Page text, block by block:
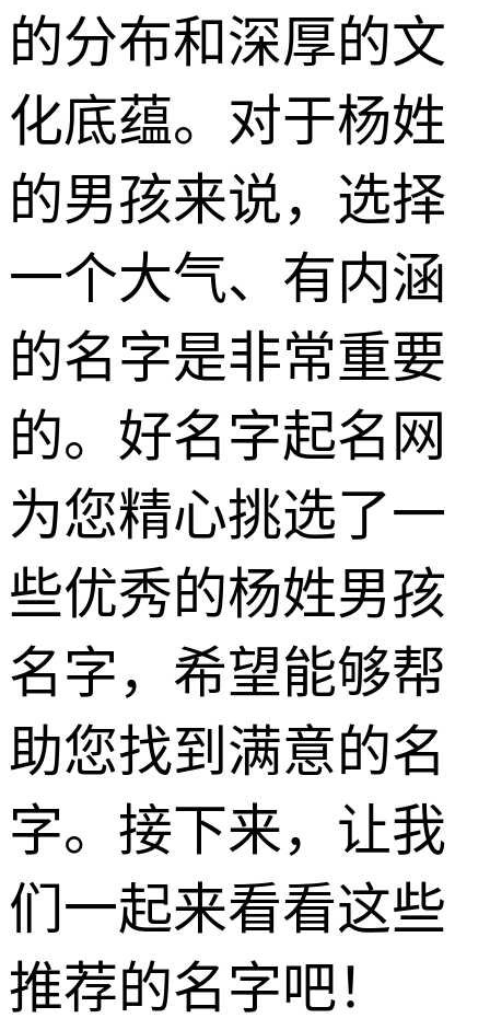
的分布和深厚的文
化底蕴。对于杨姓
的男孩来说，选择
一个大气、有内涵
的名字是非常重要
的。好名字起名网
为您精心挑选了一
些优秀的杨姓男孩
名字，希望能够帮
助您找到满意的名
字。接下来，让我
们一起来看看这些
推荐的名字吧！